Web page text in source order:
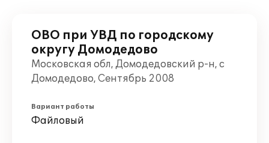
ОВО при УВД по городскому
округу Домодедово
Московская обл, Домодедовский р-н, с
Домодедово, Сентябрь 2008
Вариант работы
Файловый